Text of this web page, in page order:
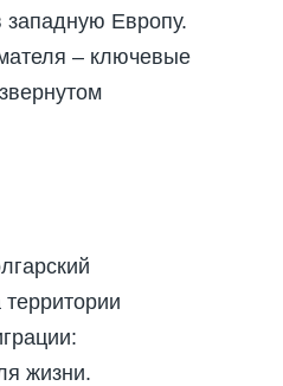
западную Европу.
– ключевые
жизни.